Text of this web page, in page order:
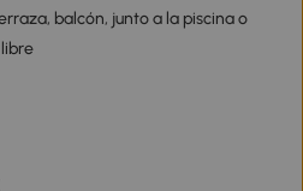
balcón, junto a la piscina o